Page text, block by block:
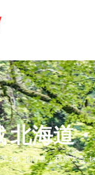
北海道
3戦 北海道・和寒大会